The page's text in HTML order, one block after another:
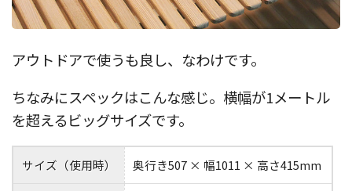
アウトドアで使うも良し、なわけです。
ちなみにスペックはこんな感じ。横幅が1メートル
を超えるビッグサイズです。
サイズ（使用時） 奥行き507 × 幅1011 × 高さ415mm